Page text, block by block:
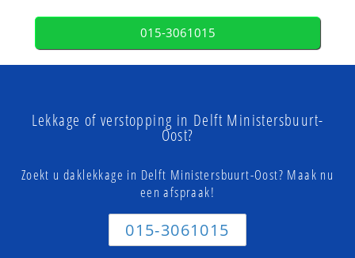
015-3061015
Lekkage of verstopping in Delft Ministersbuurt-
Oost?
Zoekt u daklekkage in Delft Ministersbuurt-Oost? Maak nu
een afspraak!
015-3061015